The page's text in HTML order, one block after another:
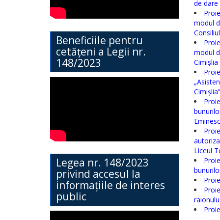
Direcția
Învățământ
General
Cimișlia
Investiții
Turism
Direcția
Dezvoltare
Beneficiile pentru
cetățeni a Legii nr.
148/2023
Legea nr. 148/2023
privind accesul la
informațiile de interes
public
de dare
modul
modul
Cimișlia”
Liceul